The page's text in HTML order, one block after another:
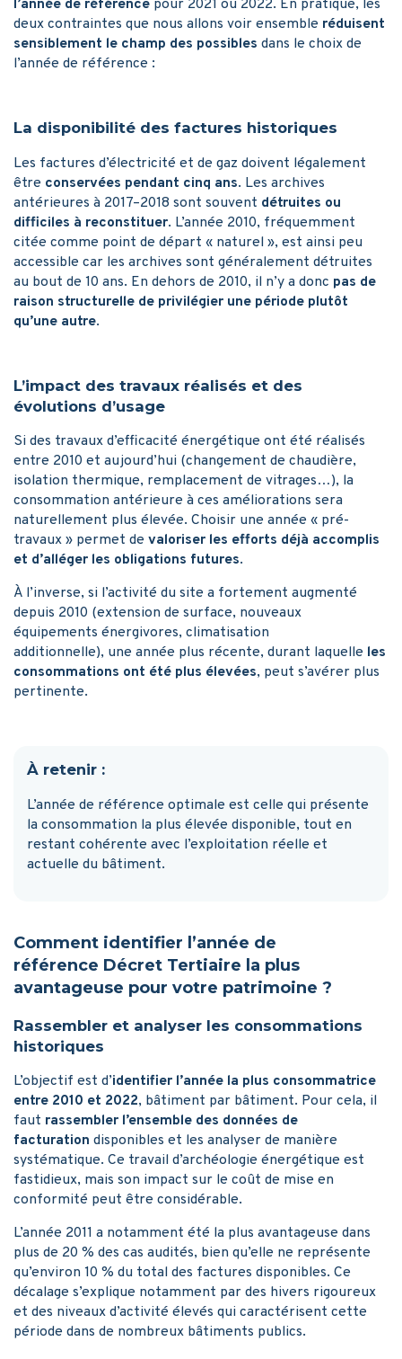
l’année de référence pour 2021 ou 2022. En pratique, les
deux contraintes que nous allons voir ensemble réduisent
sensiblement le champ des possibles dans le choix de
l’année de référence :
La disponibilité des factures historiques
Les factures d’électricité et de gaz doivent légalement
être conservées pendant cinq ans. Les archives
antérieures à 2017–2018 sont souvent détruites ou
difficiles à reconstituer. L’année 2010, fréquemment
citée comme point de départ « naturel », est ainsi peu
accessible car les archives sont généralement détruites
au bout de 10 ans. En dehors de 2010, il n’y a donc pas de
raison structurelle de privilégier une période plutôt
qu’une autre.
L’impact des travaux réalisés et des
évolutions d’usage
Si des travaux d’efficacité énergétique ont été réalisés
entre 2010 et aujourd’hui (changement de chaudière,
isolation thermique, remplacement de vitrages…), la
consommation antérieure à ces améliorations sera
naturellement plus élevée. Choisir une année « pré-
travaux » permet de valoriser les efforts déjà accomplis
et d’alléger les obligations futures.
À l’inverse, si l’activité du site a fortement augmenté
depuis 2010 (extension de surface, nouveaux
équipements énergivores, climatisation
additionnelle), une année plus récente, durant laquelle les
consommations ont été plus élevées, peut s’avérer plus
pertinente.
À retenir :
L’année de référence optimale est celle qui présente
la consommation la plus élevée disponible, tout en
restant cohérente avec l’exploitation réelle et
actuelle du bâtiment.
Comment identifier l’année de
référence Décret Tertiaire la plus
avantageuse pour votre patrimoine ?
Rassembler et analyser les consommations
historiques
L’objectif est d’identifier l’année la plus consommatrice
entre 2010 et 2022, bâtiment par bâtiment. Pour cela, il
faut rassembler l’ensemble des données de
facturation disponibles et les analyser de manière
systématique. Ce travail d’archéologie énergétique est
fastidieux, mais son impact sur le coût de mise en
conformité peut être considérable.
L’année 2011 a notamment été la plus avantageuse dans
plus de 20 % des cas audités, bien qu’elle ne représente
qu’environ 10 % du total des factures disponibles. Ce
décalage s’explique notamment par des hivers rigoureux
et des niveaux d’activité élevés qui caractérisent cette
période dans de nombreux bâtiments publics.